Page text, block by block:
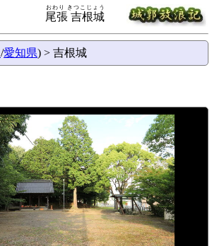
尾張 吉根城
おわり きつこじょう
/愛知県) > 吉根城